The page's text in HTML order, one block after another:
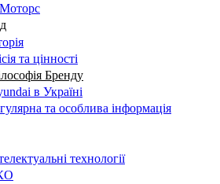
та цінності
Бренду
в Україні
та особлива інформація
технології